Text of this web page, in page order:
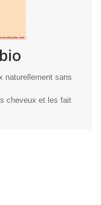
naturellement sans
cheveux et les fait